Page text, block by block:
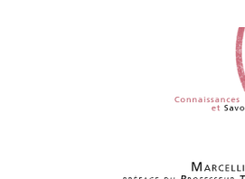
PUBLIBOOK
SOCIÉTÉ DES
CONNAISSANCES
MON PETIT